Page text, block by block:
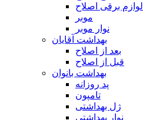
لوازم برقی اصلاح
موبر
نوار موبر
بهداشت آقایان
بعد از اصلاح
قبل از اصلاح
بهداشت بانوان
پد روزانه
تامپون
ژل بهداشتی
نوار بهداشتی